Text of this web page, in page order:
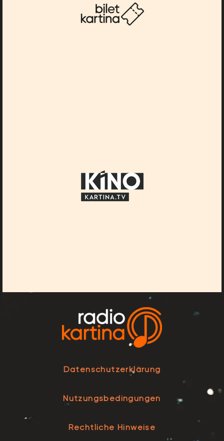
Datenschutzerklärung
Nutzungsbedingungen
Rechtliche Hinweise